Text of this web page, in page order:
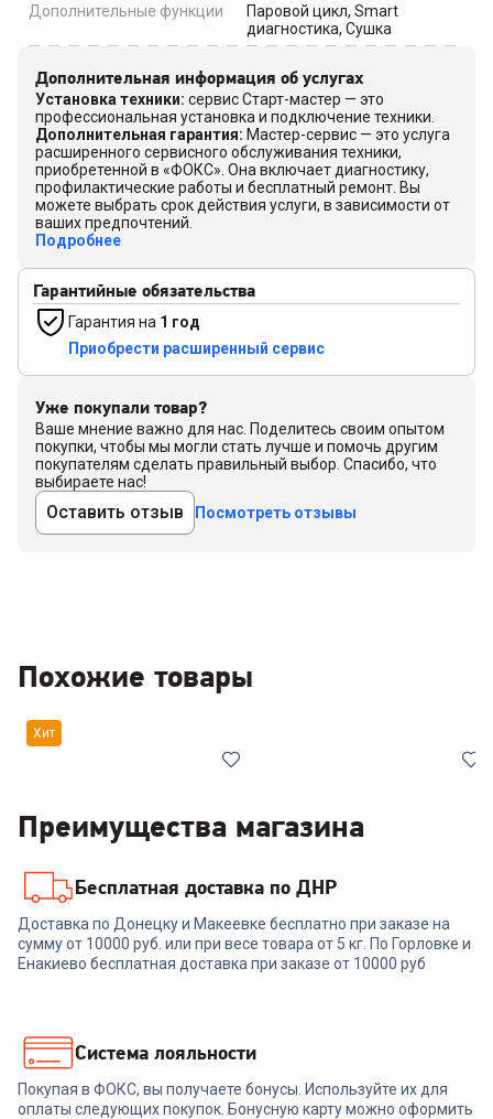
Дополнительные функции
Паровой цикл, Smart
диагностика, Сушка
Дополнительная информация об услугах
Установка техники: сервис Старт-мастер — это
профессиональная установка и подключение техники.
Дополнительная гарантия: Мастер-сервис — это услуга
расширенного сервисного обслуживания техники,
приобретенной в «ФОКС». Она включает диагностику,
профилактические работы и бесплатный ремонт. Вы
можете выбрать срок действия услуги, в зависимости от
ваших предпочтений.
Подробнее
Гарантийные обязательства
Гарантия на 1 год
Приобрести расширенный сервис
Уже покупали товар?
Ваше мнение важно для нас. Поделитесь своим опытом
покупки, чтобы мы могли стать лучше и помочь другим
покупателям сделать правильный выбор. Спасибо, что
выбираете нас!
Оставить отзыв Посмотреть отзывы
Похожие товары
Хит
Стиральная машина LG
F1096ND3
35 999₽
В корзину
Стиральная машина LG
F12M7NDS1
В корзину
Преимущества магазина
Бесплатная доставка по ДНР
Доставка по Донецку и Макеевке бесплатно при заказе на
сумму от 10000 руб. или при весе товара от 5 кг. По Горловке и
Енакиево бесплатная доставка при заказе от 10000 руб
Система лояльности
Покупая в ФОКС, вы получаете бонусы. Используйте их для
оплаты следующих покупок. Бонусную карту можно оформить